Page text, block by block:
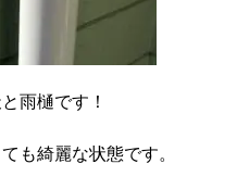
雨樋です！
も綺麗な状態です。